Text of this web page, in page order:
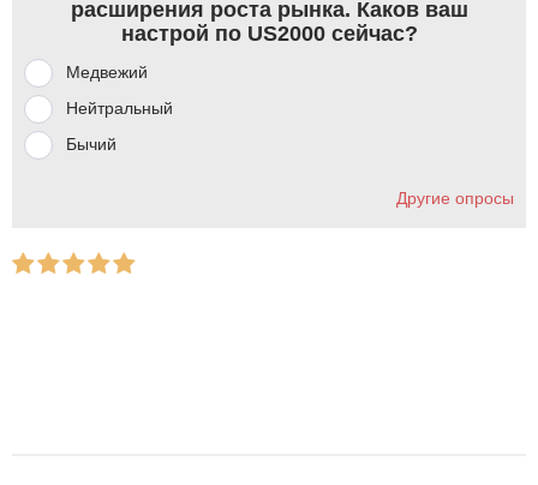
расширения роста рынка. Каков ваш
настрой по US2000 сейчас?
Медвежий
Нейтральный
Бычий
Другие опросы